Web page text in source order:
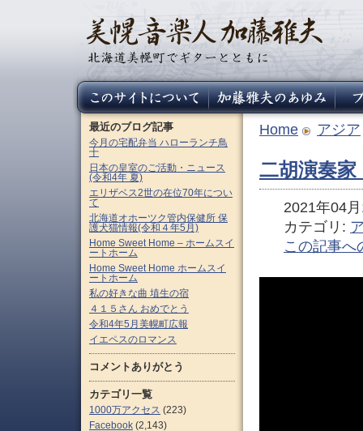
Home アジア
二胡演奏家
2021年04
カテゴリ:
この記事へ
最近のブログ記事
今月の宅配弁当 ハローランチ鳥
十
日本の皇室のご活動・ニュース
(令和4年 夏)
エリザベス2世の在位70年につい
て
北海道オホーツク管内保健所 保
護犬猫情報(令和４年5月)
Home Sweet Home – ホームスイ
ートホーム
Home Sweet Home ホームスイ
ートホーム
私の好きな曲 埴生の宿
４１５さん おめでとう
令和4年5月美幌町広報
イエペスのロマンス
コメントありがとう
カテゴリ一覧
1000万アクセス (223)
Facebook (2,143)